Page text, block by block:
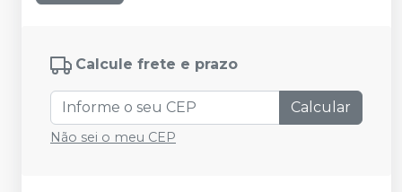
Calcule frete e prazo
Calcular
Não sei o meu CEP